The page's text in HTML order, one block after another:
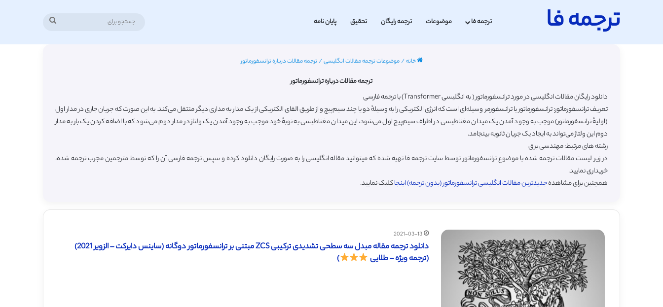
ترجمه فا ترجمه فا موضوعات ترجمه رایگان تحقیق پایان نامه
خانه/موضوعات ترجمه مقالات انگلیسی/ترجمه مقالات درباره ترانسفورماتور
ترجمه مقالات درباره ترانسفورماتور
دانلود رایگان مقالات انگلیسی در مورد ترانسفورماتور ( به انگلیسی Transformer) با ترجمه فارسی
تعریف ترانسفورماتور: ترانسفورماتور یا ترانسفورمر وسیله‌ای است که انرژی الکتریکی را به وسیلهٔ دو یا چند سیم‌پیچ و از طریق القای الکتریکی از یک مدار به مداری دیگر منتقل می‌کند. به این صورت که جریان جاری در مدار اول
(اولیهٔ ترانسفورماتور) موجب به وجود آمدن یک میدان مغناطیسی در اطراف سیم‌پیچ اول می‌شود، این میدان مغناطیسی به نوبهٔ خود موجب به وجود آمدن یک ولتاژ در مدار دوم می‌شود که با اضافه کردن یک بار به مدار
دوم این ولتاژ می‌تواند به ایجاد یک جریان ثانویه بینجامد.
رشته های مرتبط: مهندسی برق
در زیر لیست مقالات ترجمه شده با موضوع ترانسفورماتور توسط سایت ترجمه فا تهیه شده که میتوانید مقاله انگلیسی را به صورت رایگان دانلود کرده و سپس ترجمه فارسی آن را که توسط مترجمین مجرب ترجمه شده،
خریداری نمایید.
همچنین برای مشاهدهجدیدترین مقالات انگلیسی ترانسفورماتور (بدون ترجمه) اینجاکلیک نمایید.
2021-03-13
دانلود ترجمه مقاله مبدل سه سطحی تشدیدی ترکیبی ZCS مبتنی بر ترانسفورماتور دوگانه (ساینس دایرکت – الزویر 2021)
(ترجمه ویژه – طلایی
)